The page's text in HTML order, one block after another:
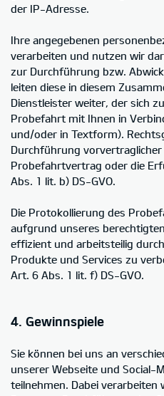
der IP-Adresse.
Ihre angegebenen
verarbeiten und nutzen wir
zur Durchführung bzw.
leiten diese in diesem
Dienstleister weiter, der sich
Probefahrt mit Ihnen in
und/oder in Textform).
Durchführung
Probefahrtvertrag oder die
Abs. 1 lit. b) DS-GVO.
Die Protokollierung des
aufgrund unseres
effizient und arbeitsteilig
Produkte und Services zu
Art. 6 Abs. 1 lit. f) DS-GVO.
4. Gewinnspiele
Sie können bei uns an
unserer Webseite und Social-
teilnehmen. Dabei verarbeiten